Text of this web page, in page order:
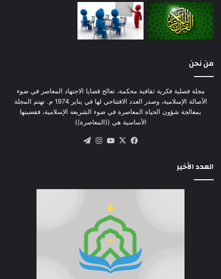
من نحن
مجلة فصلية فكرية ثقافية محكمة، تعالج قضايا الاجتهاد المعاصر في ضوء
الأصالة الإسلامية، وصدر العدد الافتتاحي لها في يناير 1974 م. تهتم المجلة
بمعالجة شؤون الحياة المعاصرة في ضوء الشريعة الإسلامية، فقضيتها
الأساسية هي ((المعاصرة))
فيسبوك
‫X
‫YouTube
انستقرام
العدد الأخير